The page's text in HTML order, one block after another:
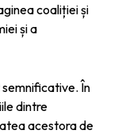
coaliției și
și a
În
dintre
acestora de